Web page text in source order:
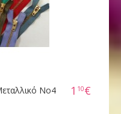
Νο4 1 10€